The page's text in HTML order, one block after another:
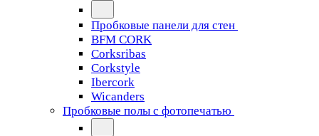
Пробковые панели для стен
BFM CORK
Corksribas
Corkstyle
Ibercork
Wicanders
Пробковые полы с фотопечатью